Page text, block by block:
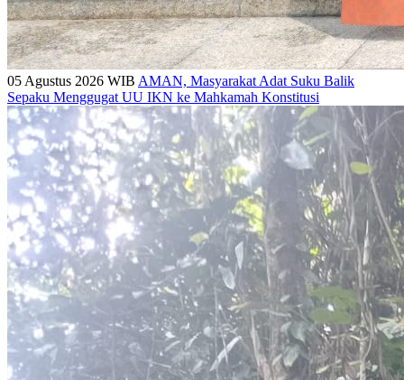
05 Agustus 2026 WIB AMAN, Masyarakat Adat Suku Balik
Sepaku Menggugat UU IKN ke Mahkamah Konstitusi